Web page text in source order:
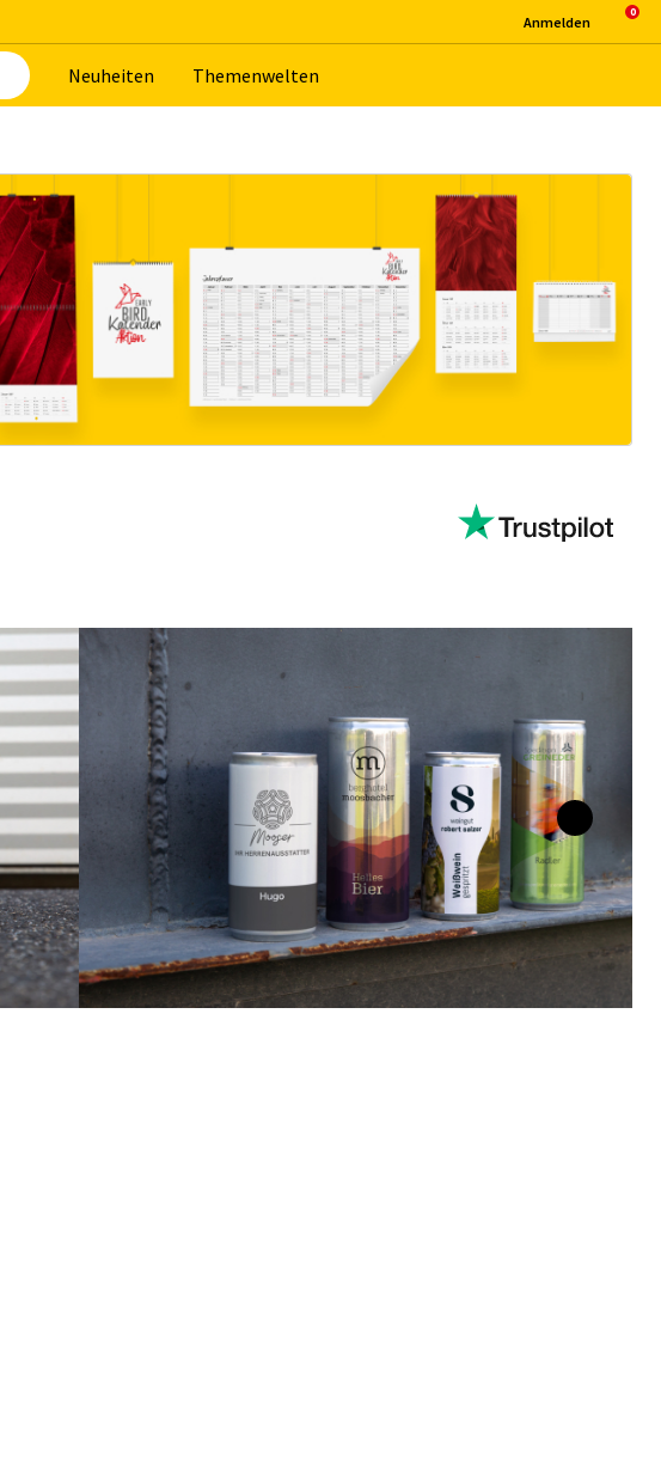
Neu­hei­ten The­men­wel­ten
An­mel­den